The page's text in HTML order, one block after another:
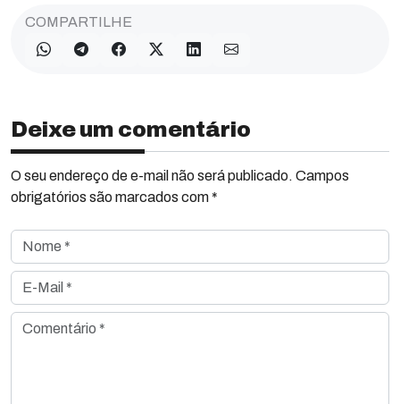
COMPARTILHE
Deixe um comentário
O seu endereço de e-mail não será publicado. Campos
obrigatórios são marcados com *
Nome *
E-Mail *
Comentário *